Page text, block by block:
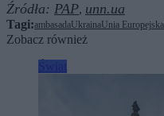
Źródła: PAP, unn.ua
Tagi:ambasadaUkrainaUnia Europejska
Zobacz również